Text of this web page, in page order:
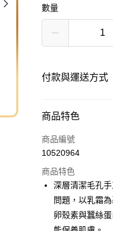
數量
付款與運送方式
付款方式
信用卡一次付款
運送方式
海外-新馬
商品特色
商品編號
10520964
商品特色
深層清潔毛孔
問題，以乳霜
卵殼素與蠶絲